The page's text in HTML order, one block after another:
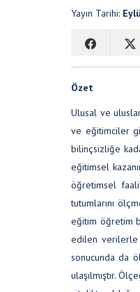
Yayın Tarihi:
Özet
Ulusal ve
ve eğitimciler
bilinçsizliğe
eğitimsel
öğretimsel
tutumlarını
eğitim öğretim
edilen verilerle
sonucunda da
ulaşılmıştır.